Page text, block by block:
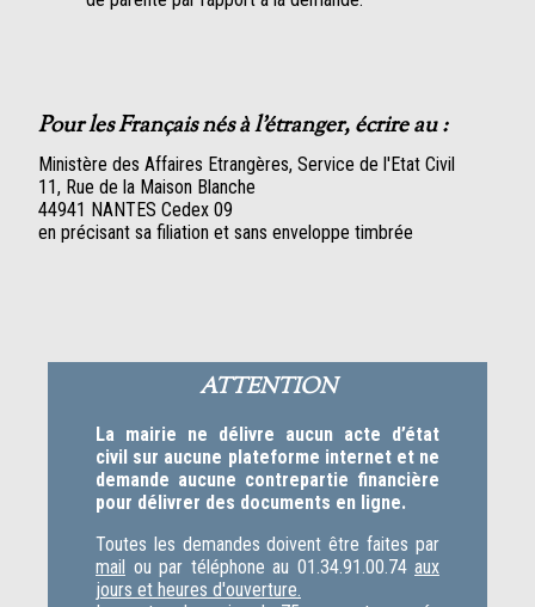
Pour les Français nés à l'étranger, écrire au :
Ministère des Affaires Etrangères, Service de l'Etat Civil
11, Rue de la Maison Blanche
44941 NANTES Cedex 09
en précisant sa filiation et sans enveloppe timbrée
ATTENTION
La mairie ne délivre aucun acte d’état
civil sur aucune plateforme internet et ne
demande aucune contrepartie financière
pour délivrer des documents en ligne.
Toutes les demandes doivent être faites par
mail ou par téléphone au 01.34.91.00.74 aux
jours et heures d'ouverture.